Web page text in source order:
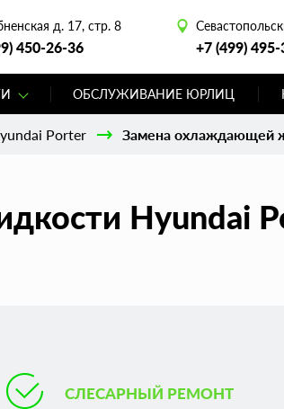
д. 17, стр. 8
450-26-36 +7 (499)
ОБСЛУЖИВАНИЕ ЮРЛИЦ
Porter Замена охлаждающей
Hyundai
СЛЕСАРНЫЙ РЕМОНТ